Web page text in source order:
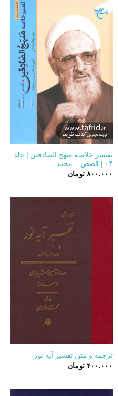
تفسیر خلاصه منهج الصادقین | جلد
۰۴ | قصص – محمد
۸۰۰.۰۰۰ تومان
ترجمه و متن تفسیر آیه نور
۴۰۰.۰۰۰ تومان